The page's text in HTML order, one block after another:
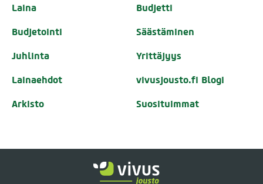
Laina
Budjetti
Budjetointi
Säästäminen
Juhlinta
Yrittäjyys
Lainaehdot
vivusjousto.fi Blogi
Arkisto
Suosituimmat